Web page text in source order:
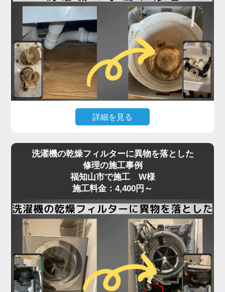
スです。
このカバーにはホコリや髪の毛、洗剤カスが溜まり
やすく、目詰まりすると排水エラーや脱水不良を引
き起こします。
また、排水ホースやトラップ内にも異物が詰まって
いることが多く、こうしたトラブルは分解しないと
確認・清掃ができません。
「家電の達人」では、洗濯機の脱水受けカバーや排
水口周辺の分解清掃を行い、排水経路をスムーズに
詰まりがひどい場合は、床下の排水管の点検・洗浄
にも対応可能。市販洗剤では解決できない深部の汚
れも、プロの技術でしっかり取り除きます。
排水の流れが悪い、エラーが頻発するなどの症状が
あれば、お早めにご相談ください。
詳細を見る
どの「水漏れ」は、放置すると床材の腐食や階下へ
の漏水被害にもつながる深刻なトラブルです。
原因はさまざまで、排水ホースの破損や接続不良、
洗濯槽内部のひび割れやゴムパッキンの劣化、さら
には排水弁や給水バルブの不具合など、目視では特
定しづらいケースが多くあります。
特に、ホースや継ぎ目部分の劣化は経年劣化による
もので、設置から5〜10年が経過した機種ではよく
見られる症状です。
洗濯機の乾燥フィルターに異物を落とした
修理の施工事例
福知山市で施工 W様
施工料金：4,400円～